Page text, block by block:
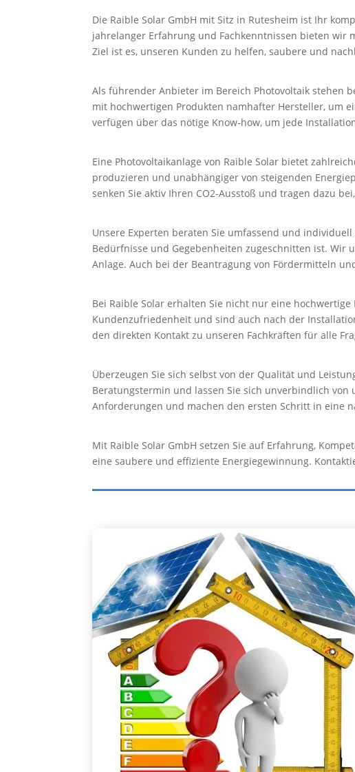
Die Raible Solar GmbH mit Sitz in Rutesheim ist Ihr
jahrelanger Erfahrung und Fachkenntnissen bieten wir
Ziel ist es, unseren Kunden zu helfen, saubere und
Als führender Anbieter im Bereich Photovoltaik stehen
mit hochwertigen Produkten namhafter Hersteller, um
verfügen über das nötige Know-how, um jede
Eine Photovoltaikanlage von Raible Solar bietet
produzieren und unabhängiger von steigenden
senken Sie aktiv Ihren CO2-Ausstoß und tragen dazu
Unsere Experten beraten Sie umfassend und
Bedürfnisse und Gegebenheiten zugeschnitten ist.
Anlage. Auch bei der Beantragung von Fördermitteln
Bei Raible Solar erhalten Sie nicht nur eine
Kundenzufriedenheit und sind auch nach der
den direkten Kontakt zu unseren Fachkräften für alle
Überzeugen Sie sich selbst von der Qualität und
Beratungstermin und lassen Sie sich unverbindlich
Anforderungen und machen den ersten Schritt in eine
Mit Raible Solar GmbH setzen Sie auf Erfahrung,
eine saubere und effiziente Energiegewinnung.